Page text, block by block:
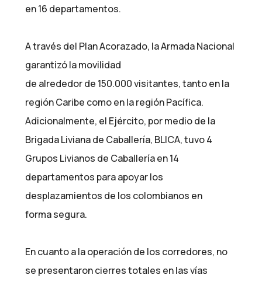
en 16 departamentos.
A través del Plan Acorazado, la Armada Nacional
garantizó la movilidad
de alrededor de 150.000 visitantes, tanto en la
región Caribe como en la región Pacífica.
Adicionalmente, el Ejército, por medio de la
Brigada Liviana de Caballería, BLICA, tuvo 4
Grupos Livianos de Caballería en 14
departamentos para apoyar los
desplazamientos de los colombianos en
forma segura.
En cuanto a la operación de los corredores, no
se presentaron cierres totales en las vías